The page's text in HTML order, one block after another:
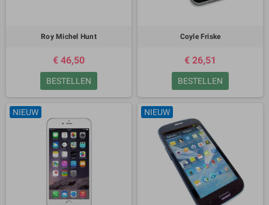
Roy Michel Hunt
€ 46,50
BESTELLEN
Coyle Friske
€ 26,51
BESTELLEN
NIEUW NIEUW